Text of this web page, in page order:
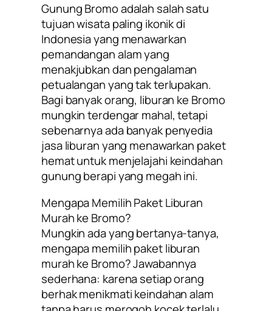
Gunung Bromo adalah salah satu
tujuan wisata paling ikonik di
Indonesia yang menawarkan
pemandangan alam yang
menakjubkan dan pengalaman
petualangan yang tak terlupakan.
Bagi banyak orang, liburan ke Bromo
mungkin terdengar mahal, tetapi
sebenarnya ada banyak penyedia
jasa liburan yang menawarkan paket
hemat untuk menjelajahi keindahan
gunung berapi yang megah ini.
Mengapa Memilih Paket Liburan
Murah ke Bromo?
Mungkin ada yang bertanya-tanya,
mengapa memilih paket liburan
murah ke Bromo? Jawabannya
sederhana: karena setiap orang
berhak menikmati keindahan alam